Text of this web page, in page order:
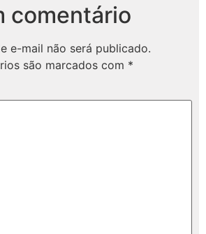
comentário
e-mail não será publicado.
são marcados com *